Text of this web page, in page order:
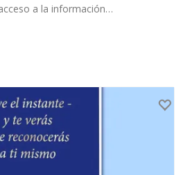
a la información…